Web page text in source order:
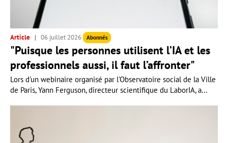
Article 06 juillet 2026 Abonnés
"Puisque les personnes utilisent l’IA et les
professionnels aussi, il faut l’affronter"
Lors d'un webinaire organisé par l'Observatoire social de la Ville
de Paris, Yann Ferguson, directeur scientifique du LaborIA, a...